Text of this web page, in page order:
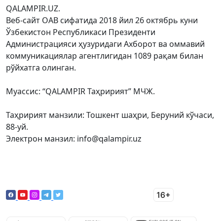
QALAMPIR.UZ.
Веб-сайт ОАВ сифатида 2018 йил 26 октябрь куни
Ўзбекистон Республикаси Президенти
Администрацияси ҳузуридаги Ахборот ва оммавий
коммуникациялар агентлигидан 1089 рақам билан
рўйхатга олинган.
Муассис: “QALAMPIR Таҳририят” МЧЖ.
Таҳририят манзили: Тошкент шаҳри, Беруний кўчаси,
88-уй.
Электрон манзил: info@qalampir.uz